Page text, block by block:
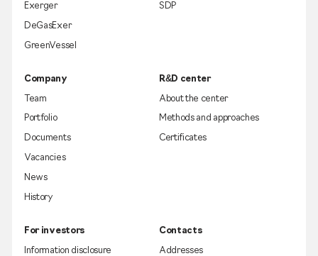
Exerger
DeGasExer
GreenVessel
SDP
Company
Team
Portfolio
Documents
Vacancies
News
History
R&D center
About the center
Methods and approaches
Certificates
For investors
Information disclosure
Contacts
Addresses